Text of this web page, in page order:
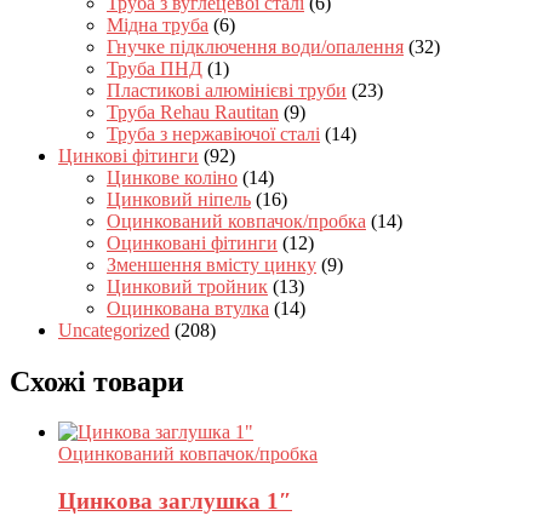
Мідна труба (6)
Гнучке підключення води/опалення (32)
Труба ПНД (1)
Пластикові алюмінієві труби (23)
Труба Rehau Rautitan (9)
Труба з нержавіючої сталі (14)
Цинкові фітинги (92)
Цинкове коліно (14)
Цинковий ніпель (16)
Оцинкований ковпачок/пробка (14)
Оцинковані фітинги (12)
Зменшення вмісту цинку (9)
Цинковий тройник (13)
Оцинкована втулка (14)
Uncategorized (208)
Схожі товари
Оцинкований ковпачок/пробка
Цинкова заглушка 1″